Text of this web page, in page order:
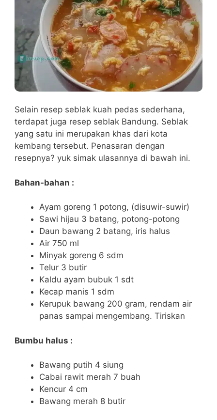
Selain resep seblak kuah pedas sederhana,
terdapat juga resep seblak Bandung. Seblak
yang satu ini merupakan khas dari kota
kembang tersebut. Penasaran dengan
resepnya? yuk simak ulasannya di bawah ini.
Bahan-bahan :
Ayam goreng 1 potong, (disuwir-suwir)
Sawi hijau 3 batang, potong-potong
Daun bawang 2 batang, iris halus
Air 750 ml
Minyak goreng 6 sdm
Telur 3 butir
Kaldu ayam bubuk 1 sdt
Kecap manis 1 sdm
Kerupuk bawang 200 gram, rendam air
panas sampai mengembang. Tiriskan
Bumbu halus :
Bawang putih 4 siung
Cabai rawit merah 7 buah
Kencur 4 cm
Bawang merah 8 butir